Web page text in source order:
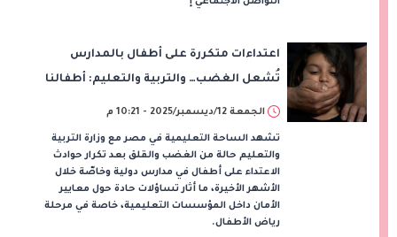
اعتداءات متكررة على أطفال بالمدارس
تُشعل الغضب… والتربية والتعليم: أطفالنا
خط أحمر
الجمعة 12/ديسمبر/2025 - 10:21 م
تشهد الساحة التعليمية في مصر مع وزارة التربية
والتعليم حالة من الغضب والقلق بعد تكرار حوادث
الاعتداء على أطفال في مدارس دولية وخاصّة خلال
الأشهر الأخيرة، ما أثار تساؤلات حادة حول معايير
الأمان داخل المؤسسات التعليمية، خاصة في مرحلة
رياض الأطفال.